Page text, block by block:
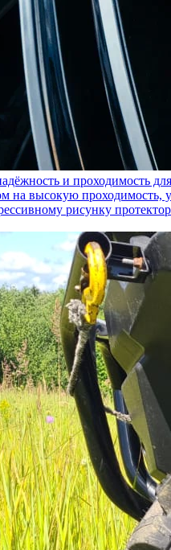
и проходимость для
на высокую
рисунку